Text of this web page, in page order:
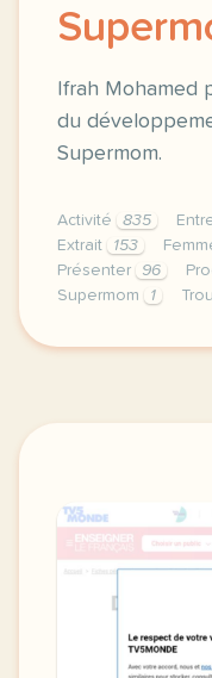
Ifrah Mohamed
du
Supermom.
Activité 835
Extrait
153
Présenter
96
Supermom
1
exercice b1